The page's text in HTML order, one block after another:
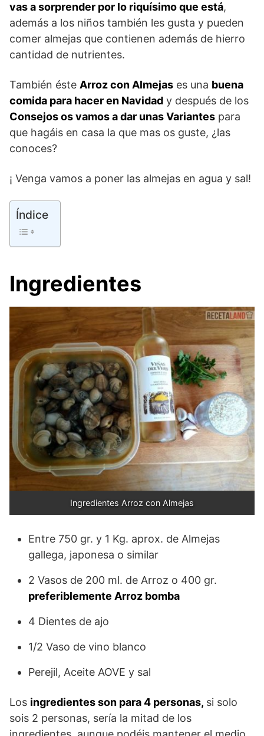
vas a sorprender por lo riquísimo que está,
además a los niños también les gusta y pueden
comer almejas que contienen además de hierro
cantidad de nutrientes.
También éste Arroz con Almejas es una buena
comida para hacer en Navidad y después de los
Consejos os vamos a dar unas Variantes para
que hagáis en casa la que mas os guste, ¿las
conoces?
¡ Venga vamos a poner las almejas en agua y sal!
Índice
Ingredientes
Ingredientes Arroz con Almejas
Entre 750 gr. y 1 Kg. aprox. de Almejas
gallega, japonesa o similar
2 Vasos de 200 ml. de Arroz o 400 gr.
preferiblemente Arroz bomba
4 Dientes de ajo
1/2 Vaso de vino blanco
Perejil, Aceite AOVE y sal
Los ingredientes son para 4 personas, si solo
sois 2 personas, sería la mitad de los